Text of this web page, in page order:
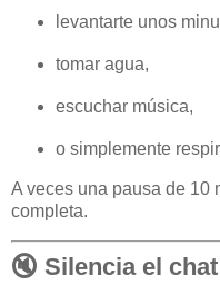
levantarte unos
tomar agua,
escuchar música,
o simplemente
A veces una pausa de 10
completa.
🔇 Silencia el